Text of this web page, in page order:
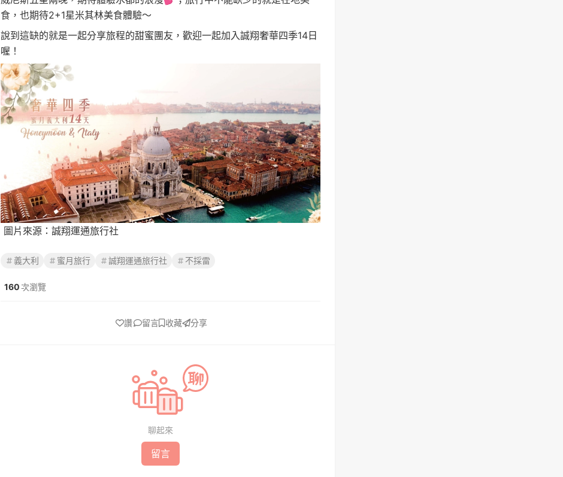
食，也期待2+1星米其林美食體驗～
說到這缺的就是一起分享旅程的甜蜜團友，歡迎一起加入誠翔奢華四季14日
喔！
圖片來源：誠翔運通旅行社
義大利 蜜月旅行 誠翔運通旅行社 不採雷
160次瀏覽
讚 留言 收藏 分享
聊起來
留言